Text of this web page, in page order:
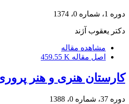
دوره 1، شماره 0، 1374
دکتر یعقوب آژند
مشاهده مقاله
اصل مقاله 459.55 K
کارستان هنری و هنر
دوره 37، شماره 0، 1388